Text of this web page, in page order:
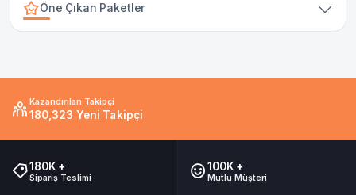
Öne Çıkan Paketler
Kazandırılan Takipçi
180,323 Yeni Takipçi
180K +
Sipariş Teslimi
100K +
Mutlu Müşteri